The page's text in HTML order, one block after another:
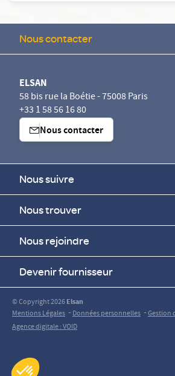
Nous contacter
ELSAN
58 bis rue la Boétie - 75008 Paris
+33 1 58 56 16 80
Nous contacter
Nous suivre
Nous trouver
Nous rejoindre
Devenir fournisseur
© Copyright 2026Elsan
Mentions Légales -Données personnelles -Gestion
Agence digitale : VOID